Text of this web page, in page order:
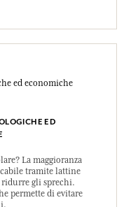
ED
La maggioranza
tramite lattine
gli sprechi.
permette di evitare